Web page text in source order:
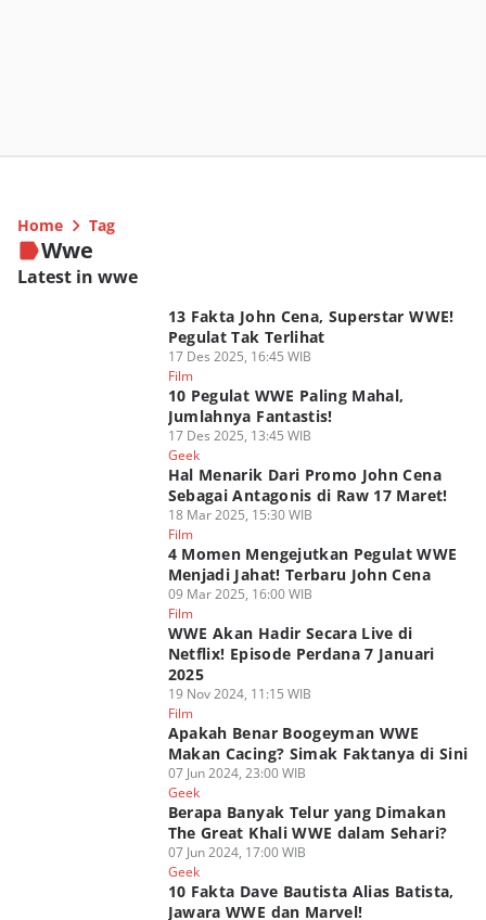
Home Tag
Wwe
Latest in wwe
13 Fakta John Cena, Superstar WWE!
Pegulat Tak Terlihat
17 Des 2025, 16:45 WIB
Film
10 Pegulat WWE Paling Mahal,
Jumlahnya Fantastis!
17 Des 2025, 13:45 WIB
Geek
Hal Menarik Dari Promo John Cena
Sebagai Antagonis di Raw 17 Maret!
18 Mar 2025, 15:30 WIB
Film
4 Momen Mengejutkan Pegulat WWE
Menjadi Jahat! Terbaru John Cena
09 Mar 2025, 16:00 WIB
Film
WWE Akan Hadir Secara Live di
Netflix! Episode Perdana 7 Januari
2025
19 Nov 2024, 11:15 WIB
Film
Apakah Benar Boogeyman WWE
Makan Cacing? Simak Faktanya di Sini
07 Jun 2024, 23:00 WIB
Geek
Berapa Banyak Telur yang Dimakan
The Great Khali WWE dalam Sehari?
07 Jun 2024, 17:00 WIB
Geek
10 Fakta Dave Bautista Alias Batista,
Jawara WWE dan Marvel!